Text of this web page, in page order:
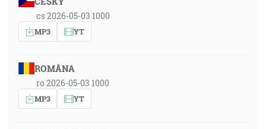
cs 2026-05-03 1000
MP3 YT
ROMÂNA
ro 2026-05-03 1000
MP3 YT